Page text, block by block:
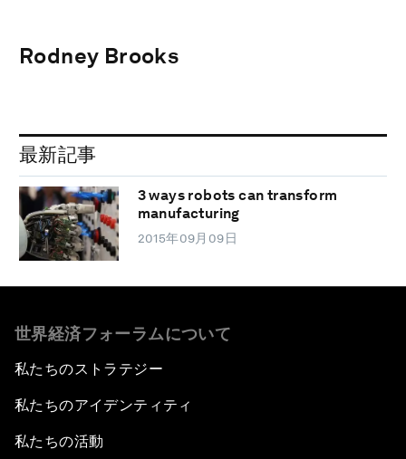
Rodney Brooks
最新記事
3 ways robots can transform
manufacturing
2015年09月09日
世界経済フォーラムについて
私たちのストラテジー
私たちのアイデンティティ
私たちの活動